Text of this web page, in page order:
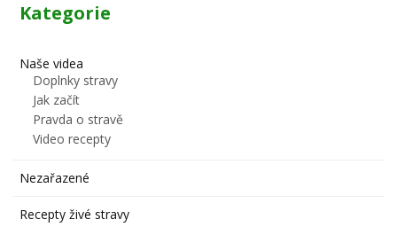
Kategorie
Naše videa
Doplnky stravy
Jak začít
Pravda o stravě
Video recepty
Nezařazené
Recepty živé stravy